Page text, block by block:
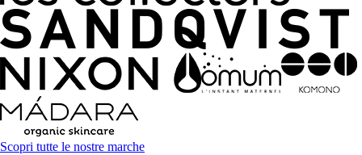
Scopri tutte le nostre marche